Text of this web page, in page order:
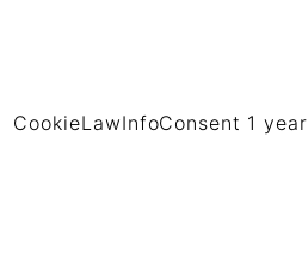
CookieLawInfoConsent 1 year